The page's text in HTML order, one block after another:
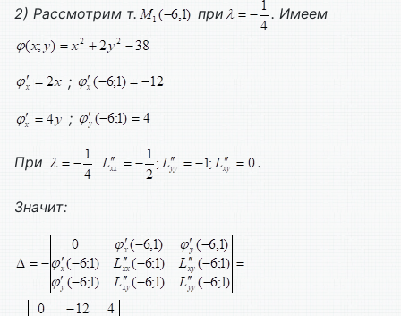
2) Рассмотрим т. при . Имеем
;
;
При .
Значит: